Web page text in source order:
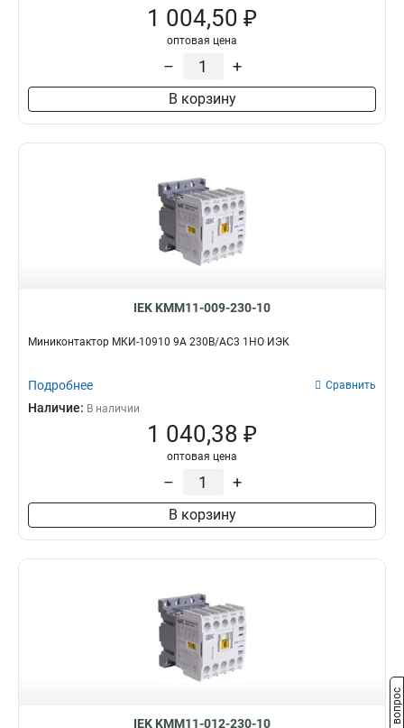
1 004,50 ₽
оптовая цена
– +
В корзину
IEK KMM11-009-230-10
Миниконтактор МКИ-10910 9А 230В/АС3 1НО ИЭК
Подробнее Сравнить
Наличие: В наличии
1 040,38 ₽
оптовая цена
– +
В корзину
IEK KMM11-012-230-10